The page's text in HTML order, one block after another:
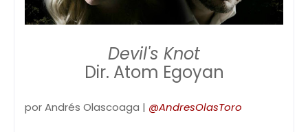
Devil's Knot
Dir. Atom Egoyan
por Andrés Olascoaga | @AndresOlasToro